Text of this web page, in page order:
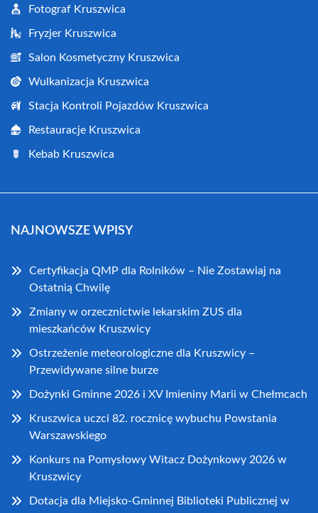
Fotograf Kruszwica
Fryzjer Kruszwica
Salon Kosmetyczny Kruszwica
Wulkanizacja Kruszwica
Stacja Kontroli Pojazdów Kruszwica
Restauracje Kruszwica
Kebab Kruszwica
NAJNOWSZE WPISY
Certyfikacja QMP dla Rolników – Nie Zostawiaj na
Ostatnią Chwilę
Zmiany w orzecznictwie lekarskim ZUS dla
mieszkańców Kruszwicy
Ostrzeżenie meteorologiczne dla Kruszwicy –
Przewidywane silne burze
Dożynki Gminne 2026 i XV Imieniny Marii w Chełmcach
Kruszwica uczci 82. rocznicę wybuchu Powstania
Warszawskiego
Konkurs na Pomysłowy Witacz Dożynkowy 2026 w
Kruszwicy
Dotacja dla Miejsko-Gminnej Biblioteki Publicznej w